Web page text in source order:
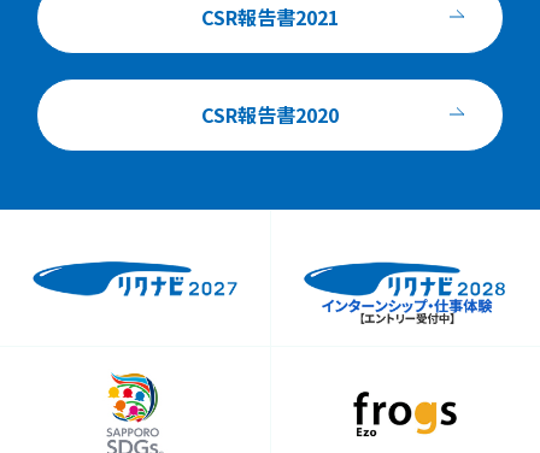
CSR報告書2021
CSR報告書2020